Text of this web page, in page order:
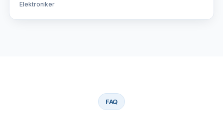
Elektroniker
FAQ